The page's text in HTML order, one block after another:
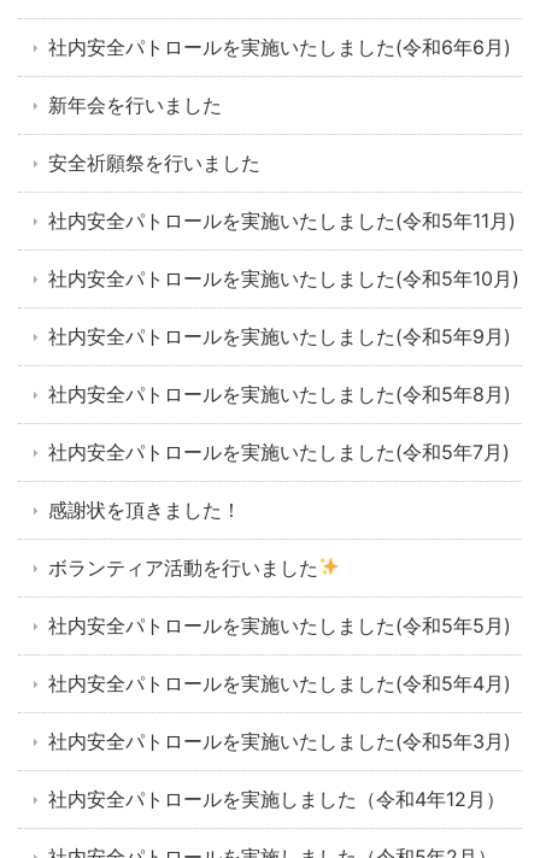
社内安全パトロールを実施いたしました(令和6年6月)
新年会を行いました
安全祈願祭を行いました
社内安全パトロールを実施いたしました(令和5年11月)
社内安全パトロールを実施いたしました(令和5年10月)
社内安全パトロールを実施いたしました(令和5年9月)
社内安全パトロールを実施いたしました(令和5年8月)
社内安全パトロールを実施いたしました(令和5年7月)
感謝状を頂きました！
ボランティア活動を行いました
社内安全パトロールを実施いたしました(令和5年5月)
社内安全パトロールを実施いたしました(令和5年4月)
社内安全パトロールを実施いたしました(令和5年3月)
社内安全パトロールを実施しました（令和4年12月）